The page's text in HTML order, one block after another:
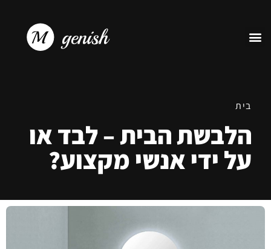
בית
הלבשת הבית – לבד או
על ידי אנשי מקצוע?